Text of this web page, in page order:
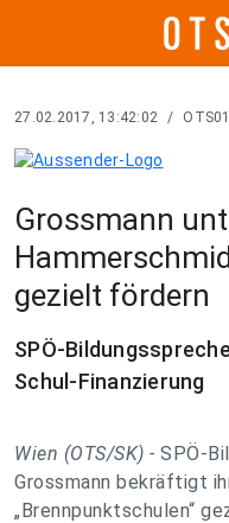
27.02.2017, 13:42:02 /
Grossmann
gezielt fördern
SPÖ-
Schul-Finanzierung
Wien (OTS/SK) - SPÖ-
Grossmann bekräftigt
„Brennpunktschulen“